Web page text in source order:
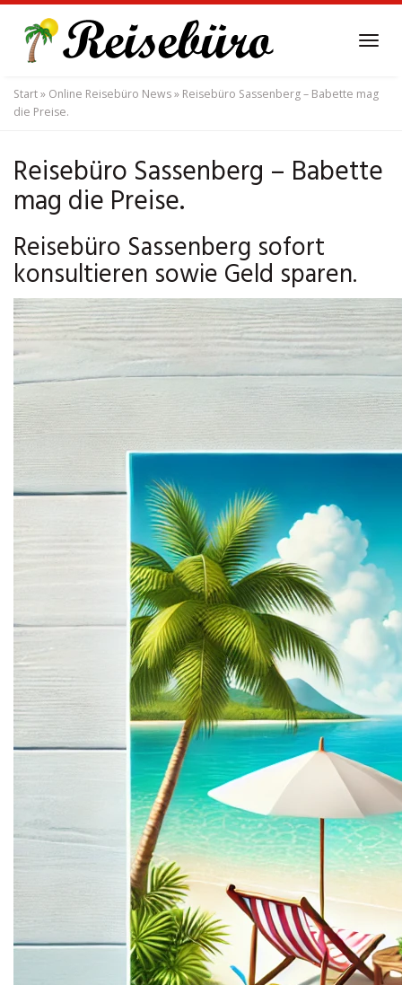
main
content
Start» Online Reisebüro News» Reisebüro Sassenberg – Babette mag
die Preise.
Reisebüro Sassenberg – Babette
mag die Preise.
Reisebüro Sassenberg sofort
konsultieren sowie Geld sparen.